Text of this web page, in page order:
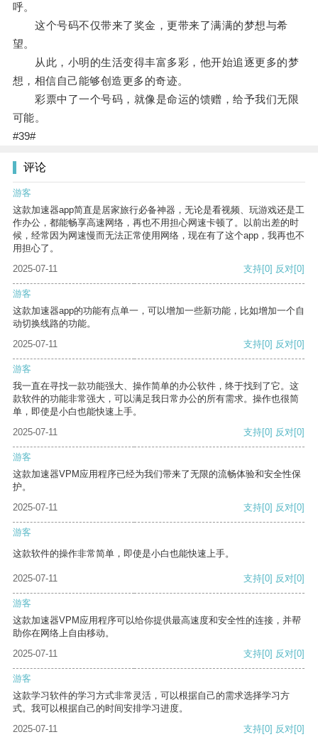
呼。
这个号码不仅带来了奖金，更带来了满满的梦想与希
望。
从此，小明的生活变得丰富多彩，他开始追逐更多的梦
想，相信自己能够创造更多的奇迹。
彩票中了一个号码，就像是命运的馈赠，给予我们无限
可能。
#39#
评论
游客
这款加速器app简直是居家旅行必备神器，无论是看视频、玩游戏还是工
作办公，都能畅享高速网络，再也不用担心网速卡顿了。以前出差的时
候，经常因为网速慢而无法正常使用网络，现在有了这个app，我再也不
用担心了。
2025-07-11
支持[0] 反对[0]
游客
这款加速器app的功能有点单一，可以增加一些新功能，比如增加一个自
动切换线路的功能。
2025-07-11
支持[0] 反对[0]
游客
我一直在寻找一款功能强大、操作简单的办公软件，终于找到了它。这
款软件的功能非常强大，可以满足我日常办公的所有需求。操作也很简
单，即使是小白也能快速上手。
2025-07-11
支持[0] 反对[0]
游客
这款加速器VPM应用程序已经为我们带来了无限的流畅体验和安全性保
护。
2025-07-11
支持[0] 反对[0]
游客
这款软件的操作非常简单，即使是小白也能快速上手。
2025-07-11 支持[0] 反对[0]
游客
这款加速器VPM应用程序可以给你提供最高速度和安全性的连接，并帮
助你在网络上自由移动。
2025-07-11
支持[0] 反对[0]
游客
这款学习软件的学习方式非常灵活，可以根据自己的需求选择学习方
式。我可以根据自己的时间安排学习进度。
2025-07-11
支持[0] 反对[0]